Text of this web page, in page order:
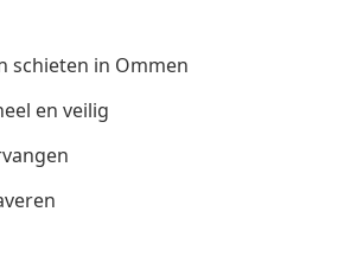
schieten in Ommen
en veilig